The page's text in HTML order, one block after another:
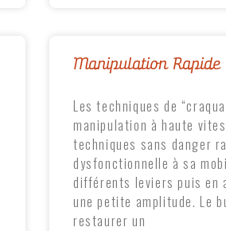
Manipulation Rapide
Les techniques de
manipulation à haute
techniques sans danger
dysfonctionnelle à sa
différents leviers puis en
une petite amplitude. Le
restaurer un